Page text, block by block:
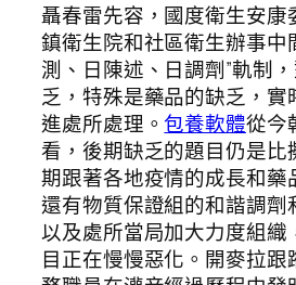
聶春雷先容，國度衛生安康
鎮衛生院和社區衛生辦事中
測、日陳述、日調劑”軌制
乏，特殊是藥品的缺乏，實
進處所處理。包養軟體從今
看，後期缺乏的題目仍是比
期跟著各地疫情的成長和藥
還有物質保證組的和諧調劑
以及處所當局加大力度組織
目正在慢慢惡化。開麥拉跟